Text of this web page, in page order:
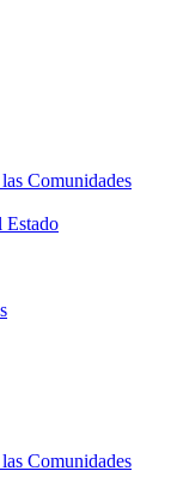
Comunidades
Estado
Comunidades